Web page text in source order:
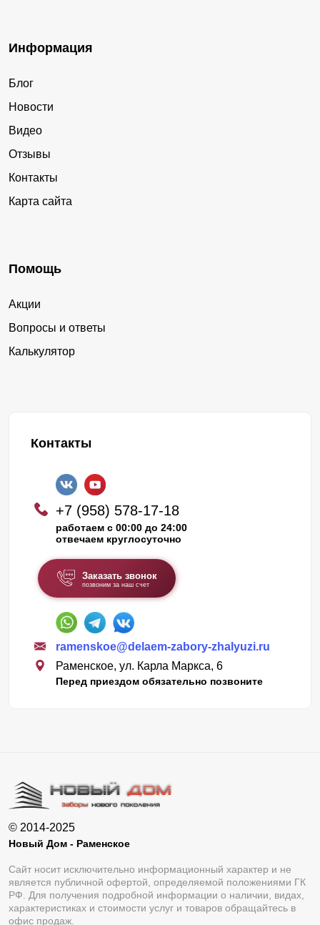
Информация
Блог
Новости
Видео
Отзывы
Контакты
Карта сайта
Помощь
Акции
Вопросы и ответы
Калькулятор
Контакты
+7 (958) 578-17-18
работаем с 00:00 до 24:00
отвечаем круглосуточно
Заказать звонок
позвоним за наш счет
ramenskoe@delaem-zabory-zhalyuzi.ru
Раменское, ул. Карла Маркса, 6
Перед приездом обязательно позвоните
© 2014-2025
Новый Дом - Раменское
Сайт носит исключительно информационный характер и не
является публичной офертой, определяемой положениями ГК
РФ. Для получения подробной информации о наличии, видах,
характеристиках и стоимости услуг и товаров обращайтесь в
офис продаж.